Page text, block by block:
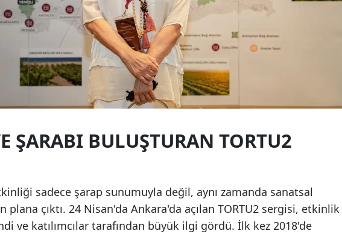
ŞARABI BULUŞTURAN TORTU2
sadece şarap sunumuyla değil, aynı zamanda sanatsal
plana çıktı. 24 Nisan'da Ankara'da açılan TORTU2 sergisi, etkinlik
ve katılımcılar tarafından büyük ilgi gördü. İlk kez 2018'de